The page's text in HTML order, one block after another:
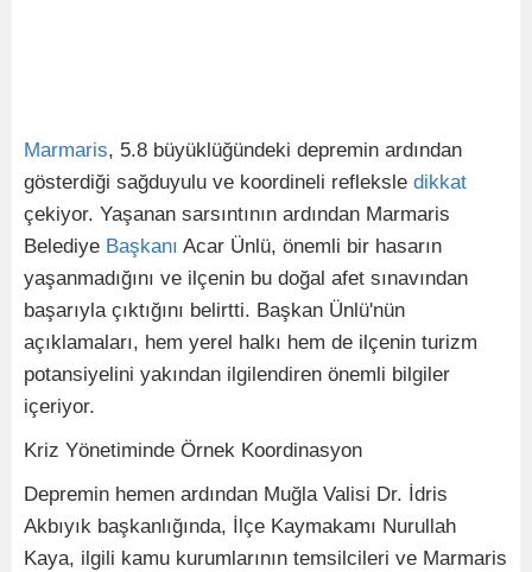
Marmaris, 5.8 büyüklüğündeki depremin ardından
gösterdiği sağduyulu ve koordineli refleksle dikkat
çekiyor. Yaşanan sarsıntının ardından Marmaris
Belediye Başkanı Acar Ünlü, önemli bir hasarın
yaşanmadığını ve ilçenin bu doğal afet sınavından
başarıyla çıktığını belirtti. Başkan Ünlü'nün
açıklamaları, hem yerel halkı hem de ilçenin turizm
potansiyelini yakından ilgilendiren önemli bilgiler
içeriyor.
Kriz Yönetiminde Örnek Koordinasyon
Depremin hemen ardından Muğla Valisi Dr. İdris
Akbıyık başkanlığında, İlçe Kaymakamı Nurullah
Kaya, ilgili kamu kurumlarının temsilcileri ve Marmaris